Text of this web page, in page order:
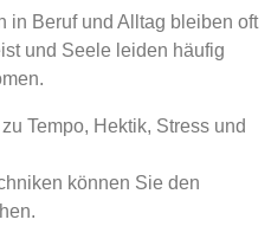
in Beruf und Alltag bleiben oft
und Seele leiden häufig
Tempo, Hektik, Stress und
können Sie den